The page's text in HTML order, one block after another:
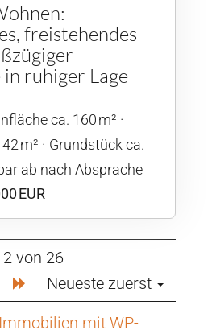
freistehendes
ruhiger Lage
ca. 160 m²
m²
Grund­stück ca.
ab nach Absprache
EUR
von 26
Neueste zuerst
mit WP-